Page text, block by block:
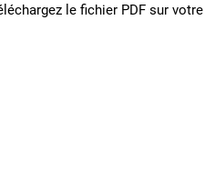
le fichier PDF sur votre